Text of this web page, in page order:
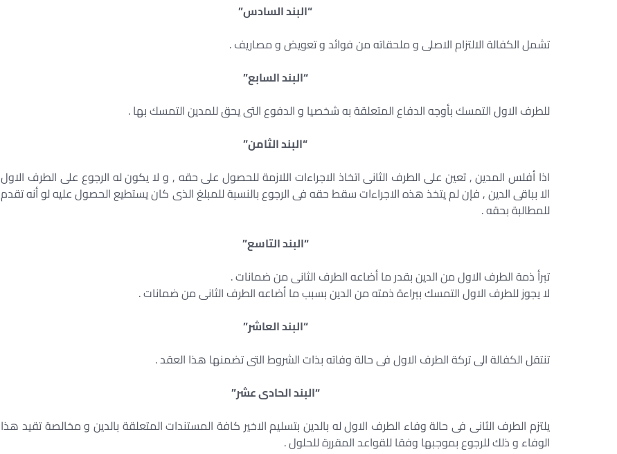
“البند السادس”
تشمل الكفالة الالتزام الاصلى و ملحقاته من فوائد و تعويض و مصاريف .
“البند السابع”
للطرف الاول التمسك بأوجه الدفاع المتعلقة به شخصيا و الدفوع التى يحق للمدين التمسك بها .
“البند الثامن”
اذا أفلس المدين , تعين على الطرف الثانى اتخاذ الاجراءات اللازمة للحصول على حقه , و لا يكون له الرجوع على الطرف الاول
الا بباقى الدين , فإن لم يتخذ هذه الاجراءات سقط حقه فى الرجوع بالنسبة للمبلغ الذى كان يستطيع الحصول عليه لو أنه تقدم
للمطالبة بحقه .
“البند التاسع”
تبرأ ذمة الطرف الاول من الدين بقدر ما أضاعه الطرف الثانى من ضمانات .
لا يجوز للطرف الاول التمسك ببراءة ذمته من الدين بسبب ما أضاعه الطرف الثانى من ضمانات .
“البند العاشر”
تنتقل الكفالة الى تركة الطرف الاول فى حالة وفاته بذات الشروط التى تضمنها هذا العقد .
“البند الحادى عشر”
يلتزم الطرف الثانى فى حالة وفاء الطرف الاول له بالدين بتسليم الاخير كافة المستندات المتعلقة بالدين و مخالصة تقيد هذا
الوفاء و ذلك للرجوع بموجبها وفقا للقواعد المقررة للحلول .